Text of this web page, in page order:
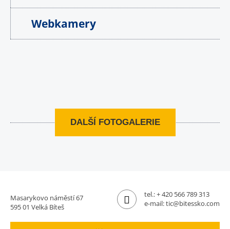
Webkamery
DALŠÍ FOTOGALERIE
Masarykovo náměstí 67
595 01 Velká Bíteš
tel.:+ 420 566 789 313
e-mail:tic@bitessko.com